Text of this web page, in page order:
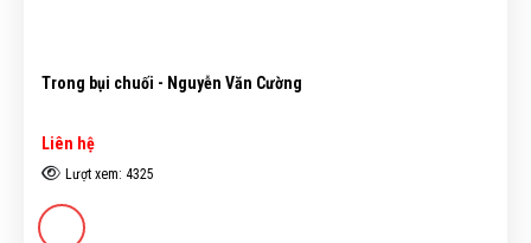
Trong bụi chuối - Nguyễn Văn Cường
Liên hệ
Lượt xem: 4325